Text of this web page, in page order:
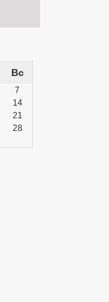
Вс
7
14
21
28